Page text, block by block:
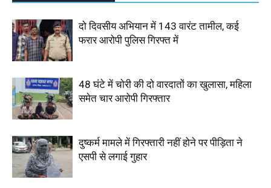
दो दिवसीय अभियान में 143 वारंट तामील, कई
फरार आरोपी पुलिस गिरफ्त में
48 घंटे में चोरी की दो वारदातों का खुलासा, महिला
समेत चार आरोपी गिरफ्तार
दुष्कर्म मामले में गिरफ्तारी नहीं होने पर पीड़िता ने
एसपी से लगाई गुहार